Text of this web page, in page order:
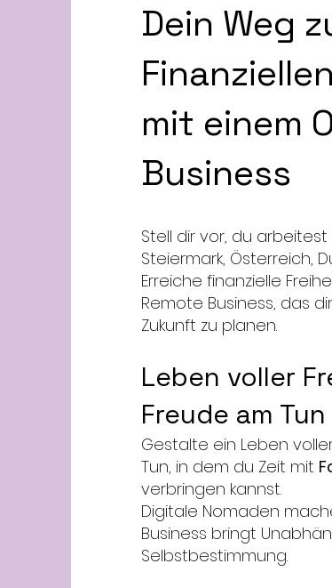
Dein Weg
mit einem
Business
Stell dir vor, du
Steiermark, Österreich,
Erreiche finanzielle
Remote Business, das
Zukunft zu planen.
Leben voller
Freude am Tun
Gestalte ein Leben
Tun, in dem du Zeit mit
verbringen kannst.
Digitale Nomaden
Business bringt
Selbstbestimmung.